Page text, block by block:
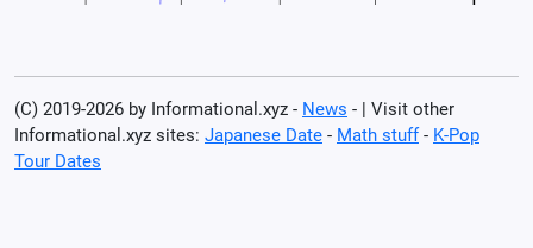
(C) 2019-2026 by Informational.xyz - News - | Visit other
Informational.xyz sites: Japanese Date - Math stuff- K-Pop
Tour Dates